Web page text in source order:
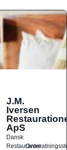
J.M.
Iversen
ApS
Dansk
Restauranter